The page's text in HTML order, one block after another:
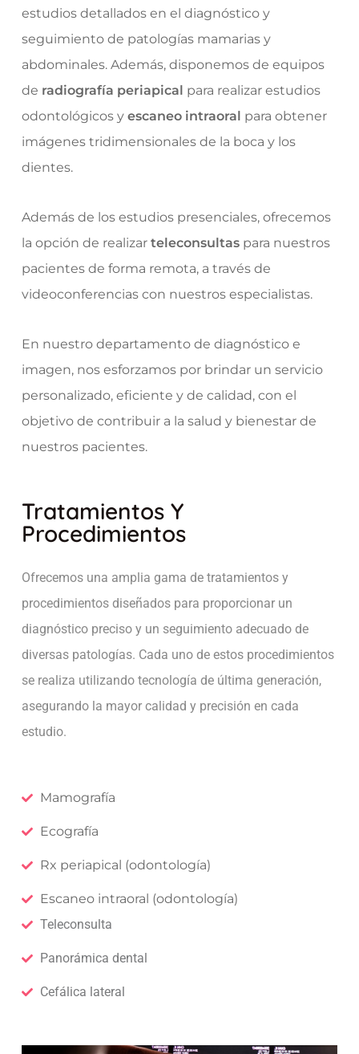
estudios detallados en el diagnóstico y
seguimiento de patologías mamarias y
abdominales. Además, disponemos de equipos
de radiografía periapical para realizar estudios
odontológicos y escaneo intraoral para obtener
imágenes tridimensionales de la boca y los
dientes.
Además de los estudios presenciales, ofrecemos
la opción de realizar teleconsultas para nuestros
pacientes de forma remota, a través de
videoconferencias con nuestros especialistas.
En nuestro departamento de diagnóstico e
imagen, nos esforzamos por brindar un servicio
personalizado, eficiente y de calidad, con el
objetivo de contribuir a la salud y bienestar de
nuestros pacientes.
Tratamientos Y
Procedimientos
Ofrecemos una amplia gama de tratamientos y
procedimientos diseñados para proporcionar un
diagnóstico preciso y un seguimiento adecuado de
diversas patologías. Cada uno de estos procedimientos
se realiza utilizando tecnología de última generación,
asegurando la mayor calidad y precisión en cada
estudio.
Mamografía
Ecografía
Rx periapical (odontología)
Escaneo intraoral (odontología)
Teleconsulta
Panorámica dental
Cefálica lateral